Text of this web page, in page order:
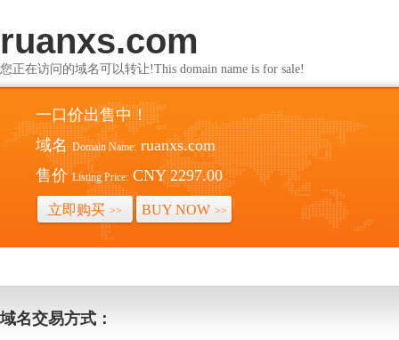
ruanxs.com
您正在访问的域名可以转让!This domain name is for sale!
一口价出售中！
域名 Domain Name: ruanxs.com
售价 Listing Price: CNY 2297.00
立即购买 >> BUY NOW >>
域名交易方式：